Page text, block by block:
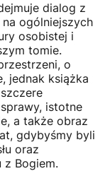
dialog z
ogólniejszych
osobistej i
tomie.
o
jednak książka
istotne
a także obraz
gdybyśmy byli
oraz
z Bogiem.